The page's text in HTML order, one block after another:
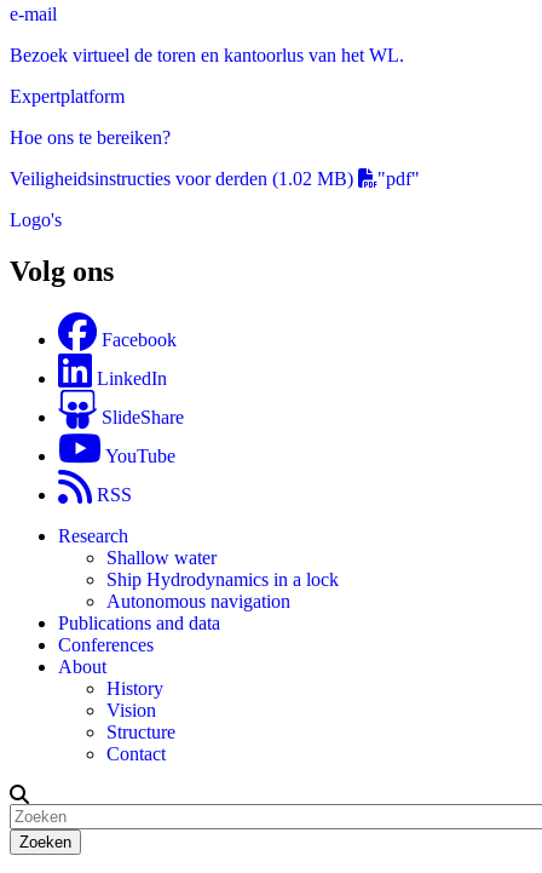
e-mail
Bezoek virtueel de toren en kantoorlus van het WL.
Expertplatform
Hoe ons te bereiken?
Veiligheidsinstructies voor derden (1.02 MB)
"pdf"
Logo's
Volg ons
Facebook
LinkedIn
SlideShare
YouTube
RSS
Research
Shallow water
Ship Hydrodynamics in a lock
Autonomous navigation
Publications and data
Conferences
About
History
Vision
Structure
Contact
Zoeken